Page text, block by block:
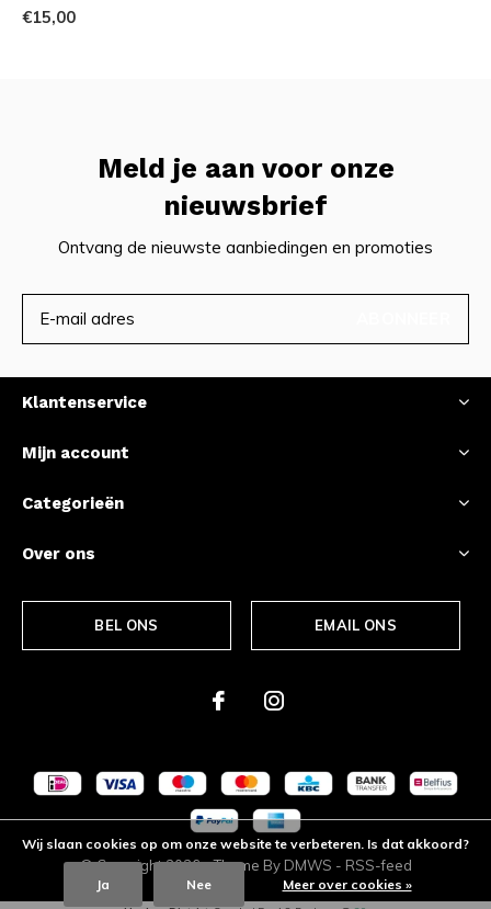
€15,00
Meld je aan voor onze
nieuwsbrief
Ontvang de nieuwste aanbiedingen en promoties
Klantenservice
Mijn account
Categorieën
Over ons
BEL ONS EMAIL ONS
© Copyright2026- Theme By DMWS - RSS-feed
Wij slaan cookies op om onze website te verbeteren. Is dat akkoord?
Ja Nee Meer over cookies »